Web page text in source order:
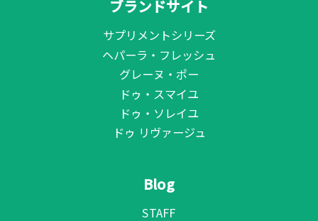
ブランドサイト
サプリメントシリーズ
ヘパーラ・フレッシュ
グレーヌ・ポー
ドゥ・スマイユ
ドゥ・ソレイユ
ドゥ リヴァージュ
Blog
STAFF